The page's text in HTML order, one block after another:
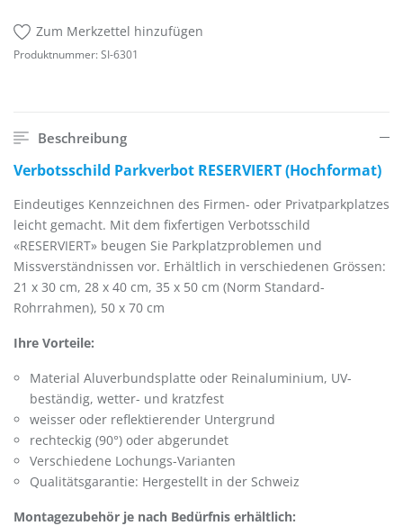
Zum Merkzettel hinzufügen
Produktnummer: SI-6301
Beschreibung
Verbotsschild Parkverbot RESERVIERT (Hochformat)
Eindeutiges Kennzeichnen des Firmen- oder Privatparkplatzes
leicht gemacht. Mit dem fixfertigen Verbotsschild
«RESERVIERT» beugen Sie Parkplatzproblemen und
Missverständnissen vor. Erhältlich in verschiedenen Grössen:
21 x 30 cm, 28 x 40 cm, 35 x 50 cm (Norm Standard-
Rohrrahmen), 50 x 70 cm
Ihre Vorteile:
Material Aluverbundsplatte oder Reinaluminium, UV-
beständig, wetter- und kratzfest
weisser oder reflektierender Untergrund
rechteckig (90°) oder abgerundet
Verschiedene Lochungs-Varianten
Qualitätsgarantie: Hergestellt in der Schweiz
Montagezubehör je nach Bedürfnis erhältlich: